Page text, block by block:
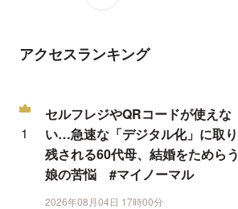
アクセスランキング
セルフレジやQRコードが使えな
い…急速な「デジタル化」に取り
残される60代母、結婚をためらう
娘の苦悩 #マイノーマル
2026年08月04日 17時00分